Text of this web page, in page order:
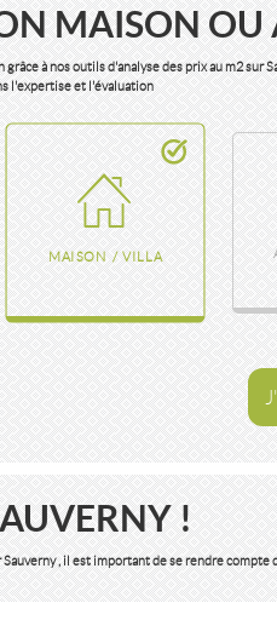
MAISON OU
à nos outils d'analyse des prix au m2 sur
l'expertise et l'évaluation
MAISON / VILLA
!
, il est important de se rendre